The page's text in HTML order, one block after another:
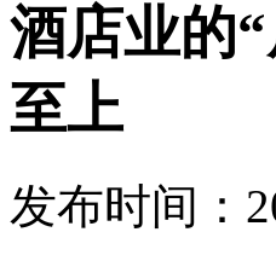
酒店业的
至上
发布时间：